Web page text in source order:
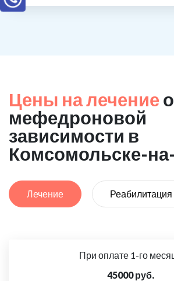
Цены на лечение
мефедроновой
зависимости в
Комсомольске-
Лечение Реабилитация
При оплате 1-го
45000 руб.